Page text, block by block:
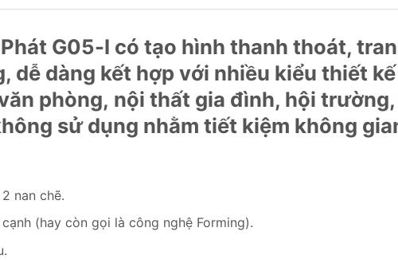
G05-I có tạo hình thanh thoát,
dễ dàng kết hợp với nhiều kiểu thiết
phòng, nội thất gia đình, hội
sử dụng nhằm tiết kiệm không
nan chẽ.
(hay còn gọi là công nghệ Forming).